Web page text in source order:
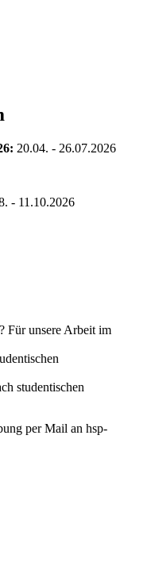
20.04. - 26.07.2026
- 11.10.2026
Für unsere Arbeit im
studentischen
per Mail an hsp-